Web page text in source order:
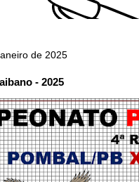
de 2025
- 2025